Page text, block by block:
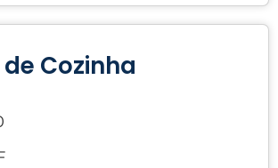
Cozinha